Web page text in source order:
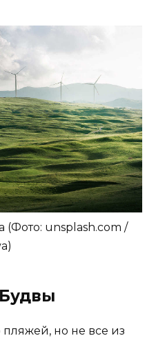
unsplash.com /
пляжей, но не все из